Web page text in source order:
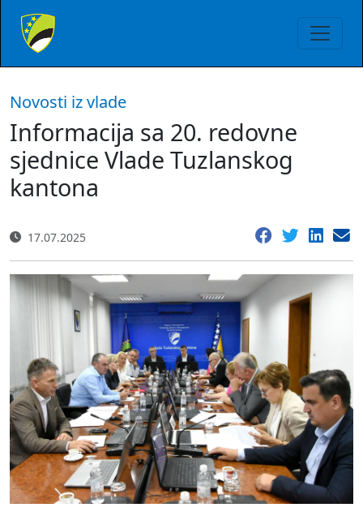
Novosti iz vlade
Informacija sa 20. redovne
sjednice Vlade Tuzlanskog
kantona
17.07.2025